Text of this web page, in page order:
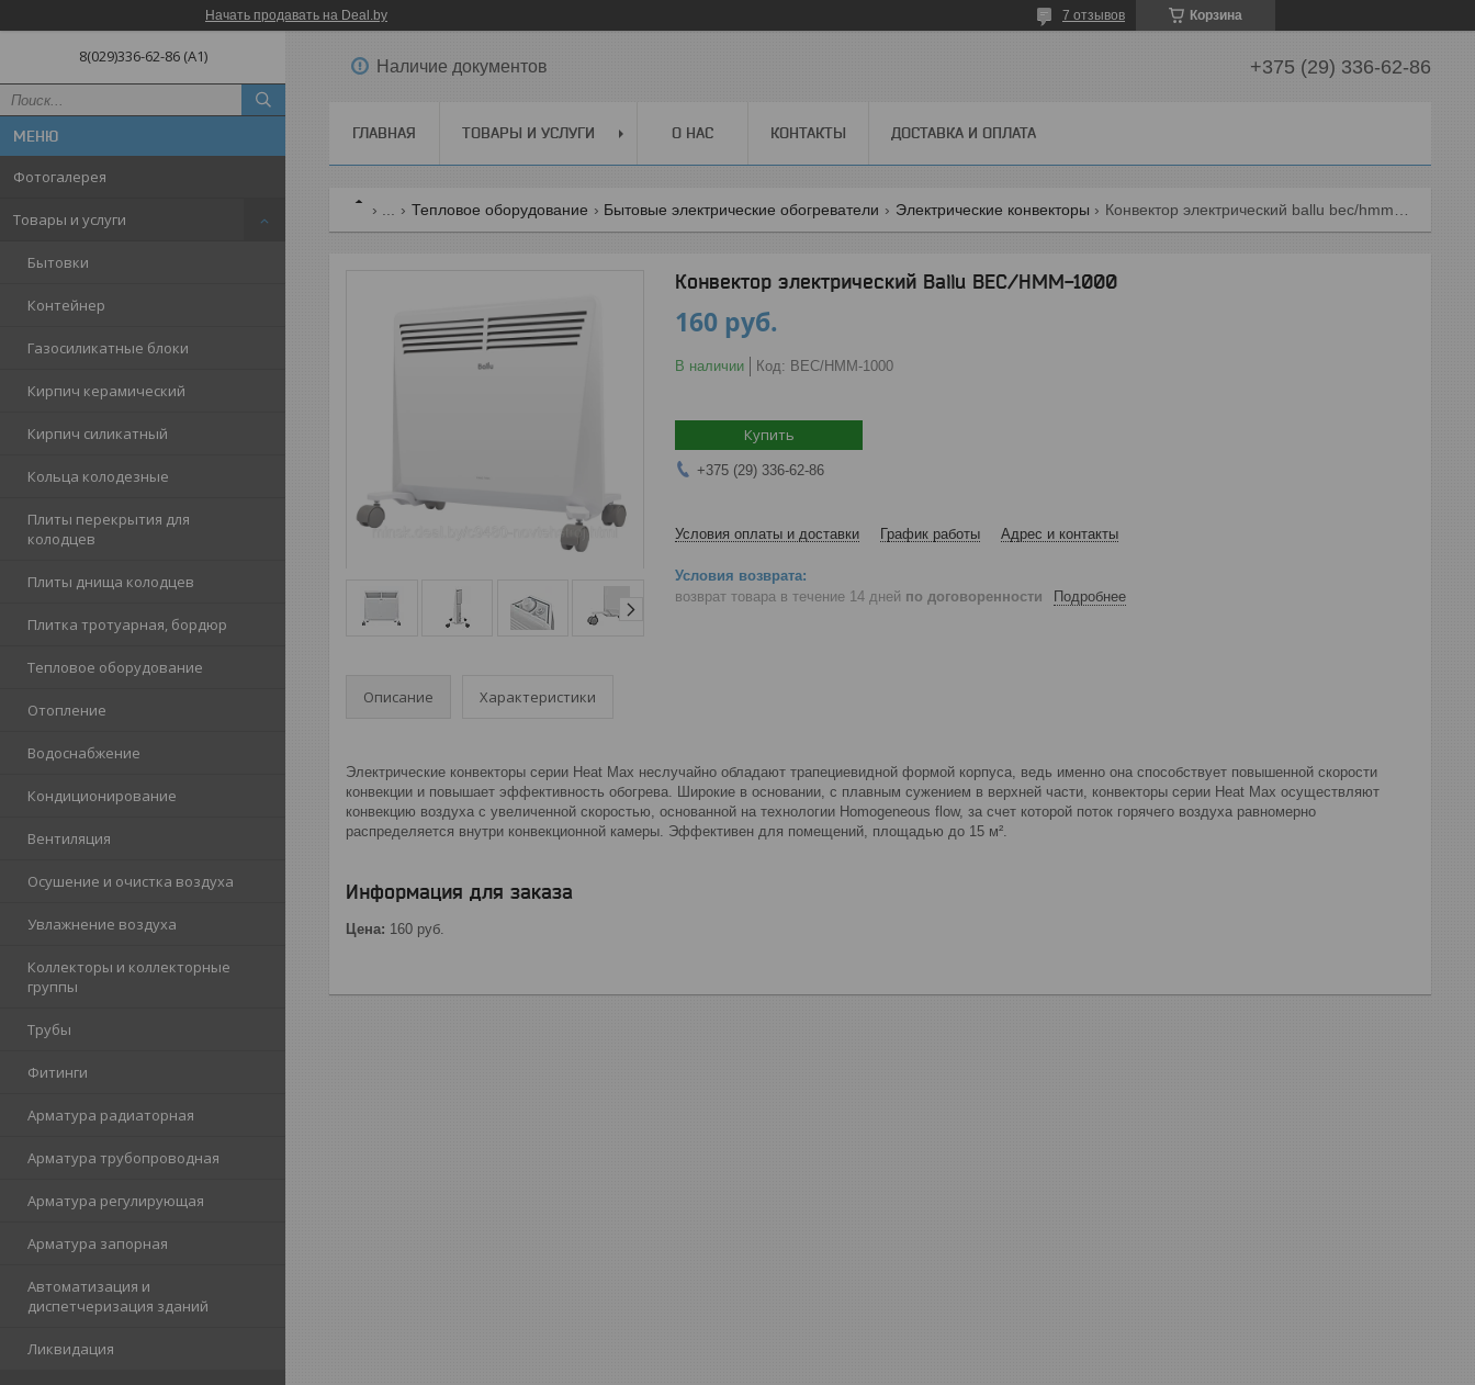
Начать продавать на Deal.by Корзина
7 отзывов
8(029)336-62-86 (A1)
Фотогалерея
Товары и услуги
Бытовки
Контейнер
Газосиликатные блоки
Кирпич керамический
Кирпич силикатный
Кольца колодезные
Плиты перекрытия для
колодцев
Плиты днища колодцев
Плитка тротуарная, бордюр
Тепловое оборудование
Отопление
Водоснабжение
Кондиционирование
Вентиляция
Осушение и очистка воздуха
Увлажнение воздуха
Коллекторы и коллекторные
группы
Трубы
Фитинги
Арматура радиаторная
Арматура трубопроводная
Арматура регулирующая
Арматура запорная
Автоматизация и
диспетчеризация зданий
Ликвидация
Наличие документов +375 (29) 336-62-86
ГЛАВНАЯ ТОВАРЫ И УСЛУГИ О НАС КОНТАКТЫ ДОСТАВКА И ОПЛАТА
Тепловое оборудование Бытовые электрические обогреватели Электрические конвекторы
Конвектор электрический Ballu BEC/HMM-1000
160 руб.
В наличии Код: BEC/HMM-1000
Купить
+375 (29) 336-62-86
Условия оплаты и доставки График работы Адрес и контакты
возврат товара в течение 14 дней по договоренности Подробнее
Описание Характеристики
Электрические конвекторы серии Heat Max неслучайно обладают трапециевидной формой корпуса, ведь именно она способствует повышенной скорости
конвекции и повышает эффективность обогрева. Широкие в основании, с плавным сужением в верхней части, конвекторы серии Heat Max осуществляют
конвекцию воздуха с увеличенной скоростью, основанной на технологии Homogeneous flow, за счет которой поток горячего воздуха равномерно
распределяется внутри конвекционной камеры. Эффективен для помещений, площадью до 15 м².
Информация для заказа
Цена: 160 руб.